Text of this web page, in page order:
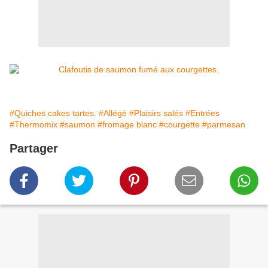
#Quiches cakes tartes. #Allégé #Plaisirs salés #Entrées
#Thermomix #saumon #fromage blanc #courgette #parmesan
Partager